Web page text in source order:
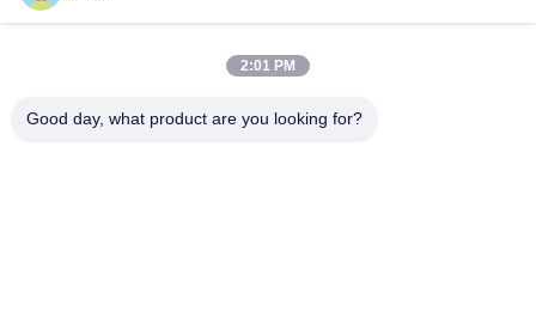
0086-551-65396351
E-Mail
2:01 PM
Good day, what product are you looking for?